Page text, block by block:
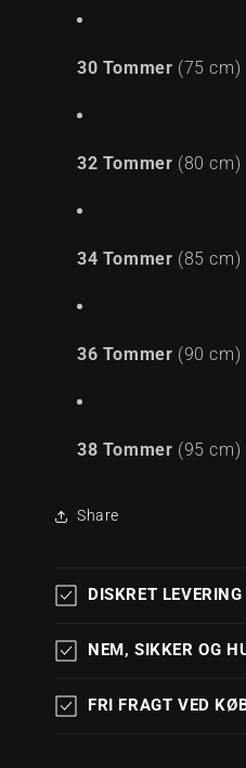
30 Tommer (75 cm)
32 Tommer (80 cm)
34 Tommer (85 cm)
36 Tommer (90 cm)
38 Tommer (95 cm)
Share
DISKRET
NEM, SIKKER OG
FRI FRAGT VED